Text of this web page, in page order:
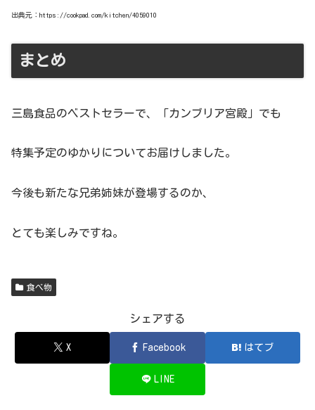
出典元：https://cookpad.com/kitchen/4059010
まとめ
三島食品のベストセラーで、「カンブリア宮殿」でも
特集予定のゆかりについてお届けしました。
今後も新たな兄弟姉妹が登場するのか、
とても楽しみですね。
食べ物
シェアする
X Facebook はてブ
LINE